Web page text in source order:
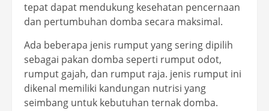
tepat dapat mendukung kesehatan pencernaan
dan pertumbuhan domba secara maksimal.
Ada beberapa jenis rumput yang sering dipilih
sebagai pakan domba seperti rumput odot,
rumput gajah, dan rumput raja. jenis rumput ini
dikenal memiliki kandungan nutrisi yang
seimbang untuk kebutuhan ternak domba.